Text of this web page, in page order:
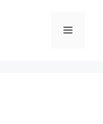
메